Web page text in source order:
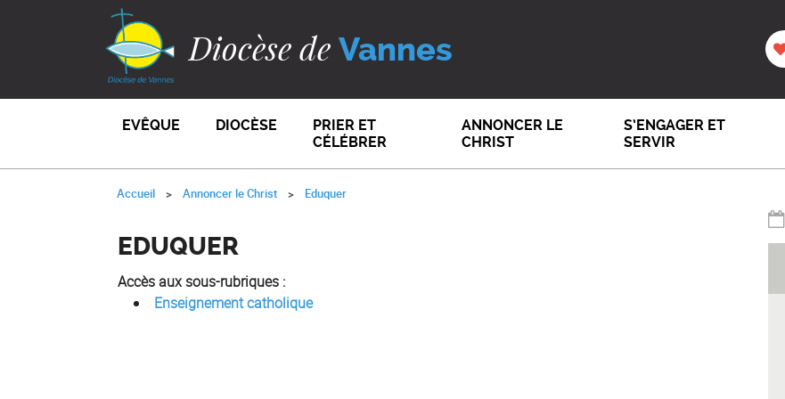
Diocèse de Vannes
EVÊQUE DIOCÈSE
PRIER ET
CÉLÉBRER
ANNONCER LE
CHRIST
S’ENGAGER ET
SERVIR
Accueil Annoncer le Christ Eduquer
EDUQUER
Accès aux sous-rubriques :
Enseignement catholique